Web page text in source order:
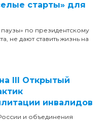
старты» для
по президентскому
не дают ставить жизнь на
III Открытый
инвалидов
и объединения